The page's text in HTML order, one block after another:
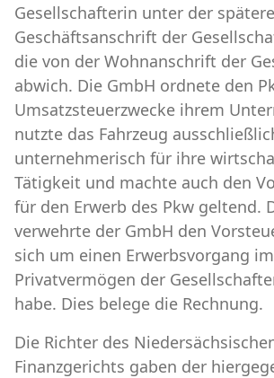
Gesellschafterin unter der
Geschäftsanschrift der
die von der Wohnanschrift der
abwich. Die GmbH ordnete den
Umsatzsteuerzwecke ihrem
nutzte das Fahrzeug
unternehmerisch für ihre
Tätigkeit und machte auch den
für den Erwerb des Pkw geltend.
verwehrte der GmbH den
sich um einen Erwerbsvorgang im
Privatvermögen der
habe. Dies belege die Rechnung.
Die Richter des
Finanzgerichts gaben der